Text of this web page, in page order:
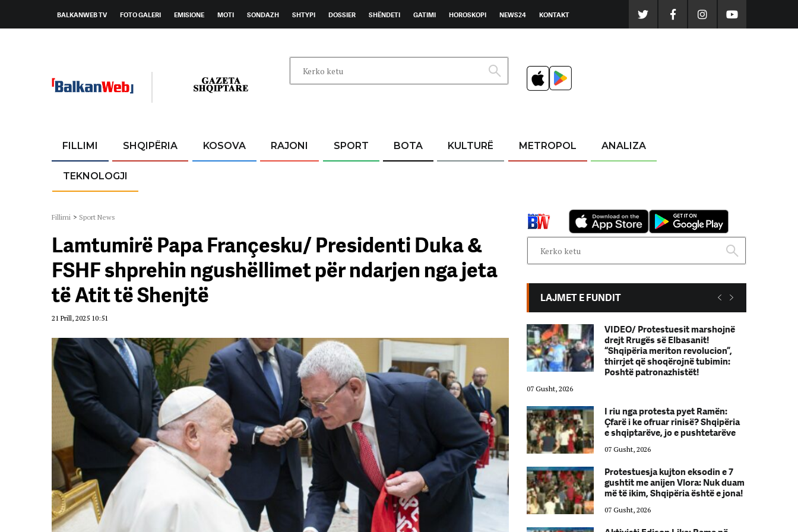
BALKANWEB TV FOTO GALERI EMISIONE MOTI SONDAZH SHTYPI DOSSIER SHËNDETI GATIMI HOROSKOPI NEWS24 KONTAKT
FILLIMI SHQIPËRIA KOSOVA RAJONI SPORT BOTA KULTURË METROPOL ANALIZA
TEKNOLOGJI
Fillimi > Sport News
Lamtumirë Papa Françesku/ Presidenti Duka &
FSHF shprehin ngushëllimet për ndarjen nga jeta
të Atit të Shenjtë
21 Prill, 2025 10:51
LAJMET E FUNDIT
drejt Rrugës së Elbasanit!
thirrjet që shoqërojnë tubimin:
Poshtë patronazhistët!
07 Gusht, 2026
I riu nga protesta pyet Ramën:
Çfarë i ke ofruar rinisë? Shqipëria
e shqiptarëve, jo e pushtetarëve
Protestuesja kujton eksodin e 7
gushtit me anijen Vlora: Nuk duam
më të ikim, Shqipëria është e jona!
07 Gusht, 2026
VIDEO/ Protestuesit marshojnë
drejt Rrugës së Elbasanit!
“Shqipëria meriton revolucion”,
thirrjet që shoqërojnë tubimin:
Poshtë patronazhistët!
07 Gusht, 2026
I riu nga protesta pyet Ramën:
Çfarë i ke ofruar rinisë? Shqipëria
e shqiptarëve, jo e pushtetarëve
07 Gusht, 2026
Protestuesja kujton eksodin e 7
gushtit me anijen Vlora: Nuk duam
më të ikim, Shqipëria është e jona!
07 Gusht, 2026